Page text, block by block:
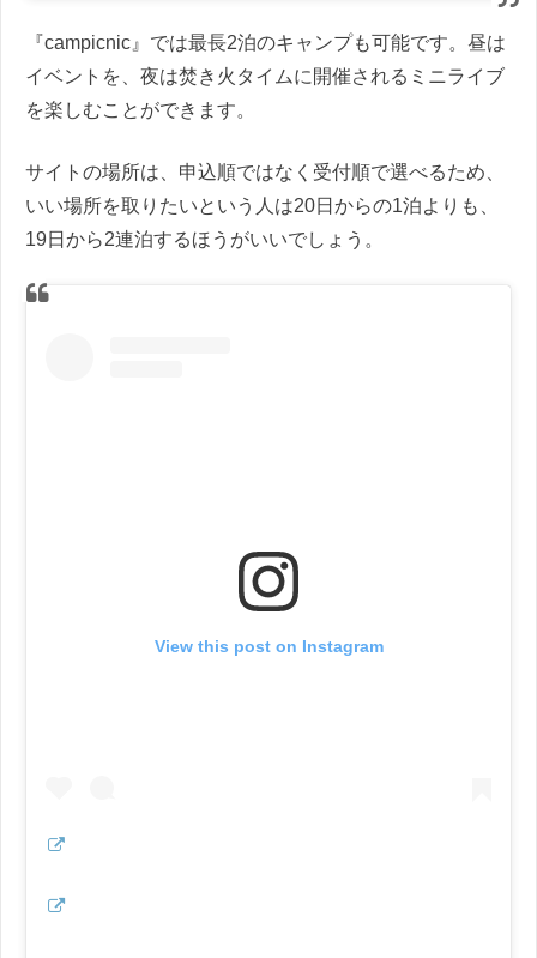
『campicnic』では最長2泊のキャンプも可能です。昼は
イベントを、夜は焚き火タイムに開催されるミニライブ
を楽しむことができます。
サイトの場所は、申込順ではなく受付順で選べるため、
いい場所を取りたいという人は20日からの1泊よりも、
19日から2連泊するほうがいいでしょう。
View this post on Instagram